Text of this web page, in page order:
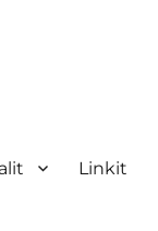
Linkit